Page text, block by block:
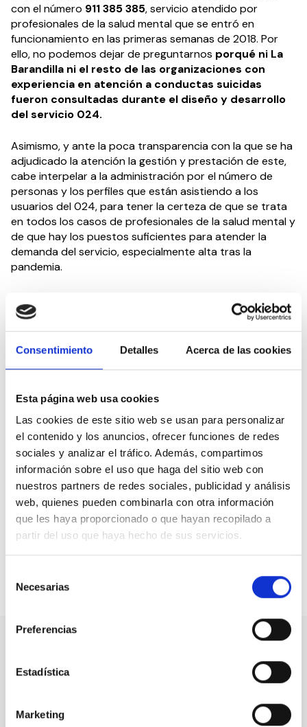
Consentimiento Detalles Acerca de las cookies
Esta página web usa cookies
Las cookies de este sitio web se usan para personalizar
el contenido y los anuncios, ofrecer funciones de redes
sociales y analizar el tráfico. Además, compartimos
información sobre el uso que haga del sitio web con
nuestros partners de redes sociales, publicidad y análisis
web, quienes pueden combinarla con otra información
que les haya proporcionado o que hayan recopilado a
partir del uso que haya hecho de sus servicios.
Necesarias
Preferencias
Estadística
Marketing
con el número 911 385 385, servicio atendido por
profesionales de la salud mental que se entró en
funcionamiento en las primeras semanas de 2018. Por
ello, no podemos dejar de preguntarnos porqué ni La
Barandilla ni el resto de las organizaciones con
experiencia en atención a conductas suicidas
fueron consultadas durante el diseño y desarrollo
del servicio 024.
Asimismo, y ante la poca transparencia con la que se ha
adjudicado la atención la gestión y prestación de este,
cabe interpelar a la administración por el número de
personas y los perfiles que están asistiendo a los
usuarios del 024, para tener la certeza de que se trata
en todos los casos de profesionales de la salud mental y
de que hay los puestos suficientes para atender la
demanda del servicio, especialmente alta tras la
pandemia.
cobró casi 4.000 vidas
, a una media de 11 diarios. No
obstante, según los datos de Asociación La Barandilla,
220 personas intentan quitarse la vida cada día.
número de entidades que trabajan en este ámbito
integradas en la plataforma, el CEDDD forma parte de
las voces que venían reclamando un plan nacional para
la prevención del suicidio. Ante la estrategia anunciada
por el Gobierno y la puesta en marcha del 024, el
Consejo insta además a las administraciones que el
compromiso con la Salud Mental no se quede en meras
intenciones y tenga la dotación económica y profesional
suficiente para reducir el número de muertes por
suicidio.
Compartir en:
Nuestro canal de Youtube
Social’ y mucho más en formato audiovisual a un
solo clic.